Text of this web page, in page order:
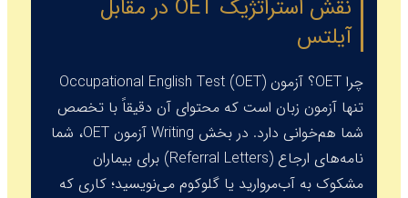
نقش استراتژیک OET در مقابل
آیلتس
چرا OET؟ آزمون
Occupational English Test (OET)
تنها آزمون زبان است که محتوای آن دقیقاً با تخصص
شما هم‌خوانی دارد. در بخش Writing آزمون OET، شما
نامه‌های ارجاع (Referral Letters) برای بیماران
مشکوک به آب‌مروارید یا گلوکوم می‌نویسید؛ کاری که